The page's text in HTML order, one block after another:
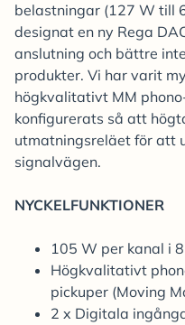
belastningar (127 W till
designat en ny Rega
anslutning och bättre
produkter. Vi har varit
högkvalitativt MM
konfigurerats så att
utmatningsreläet för att
signalvägen.
NYCKELFUNKTIONER
105 W per kanal i
Högkvalitativt
pickuper (Moving
2 x Digitala